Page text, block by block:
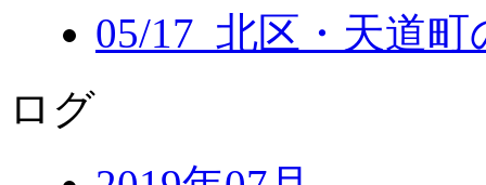
05/17 北区・天道町
ログ